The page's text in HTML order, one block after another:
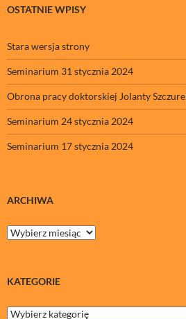
OSTATNIE WPISY
Stara wersja strony
Seminarium 31 stycznia 2024
Obrona pracy doktorskiej Jolanty
Seminarium 24 stycznia 2024
Seminarium 17 stycznia 2024
ARCHIWA
Archiwa
KATEGORIE
Kategorie